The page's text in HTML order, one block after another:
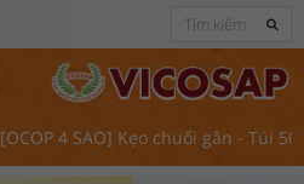
[OCOP 4 SAO] Kẹo chuối gân - Túi